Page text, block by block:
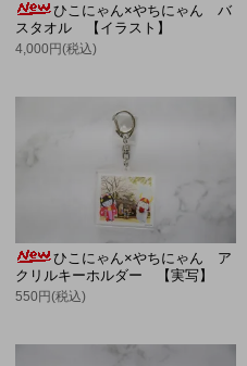
ひこにゃん×やちにゃん バ
スタオル 【イラスト】
4,000円(税込)
ひこにゃん×やちにゃん ア
クリルキーホルダー 【実写】
550円(税込)